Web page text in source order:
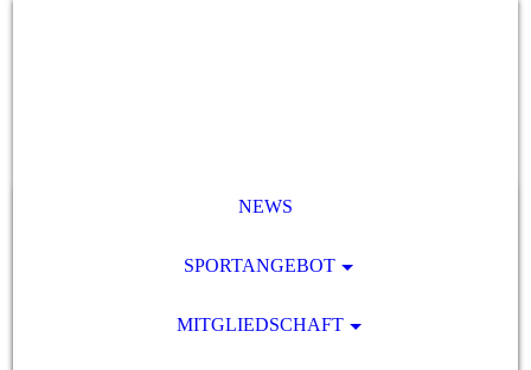
NEWS
SPORTANGEBOT
MITGLIEDSCHAFT